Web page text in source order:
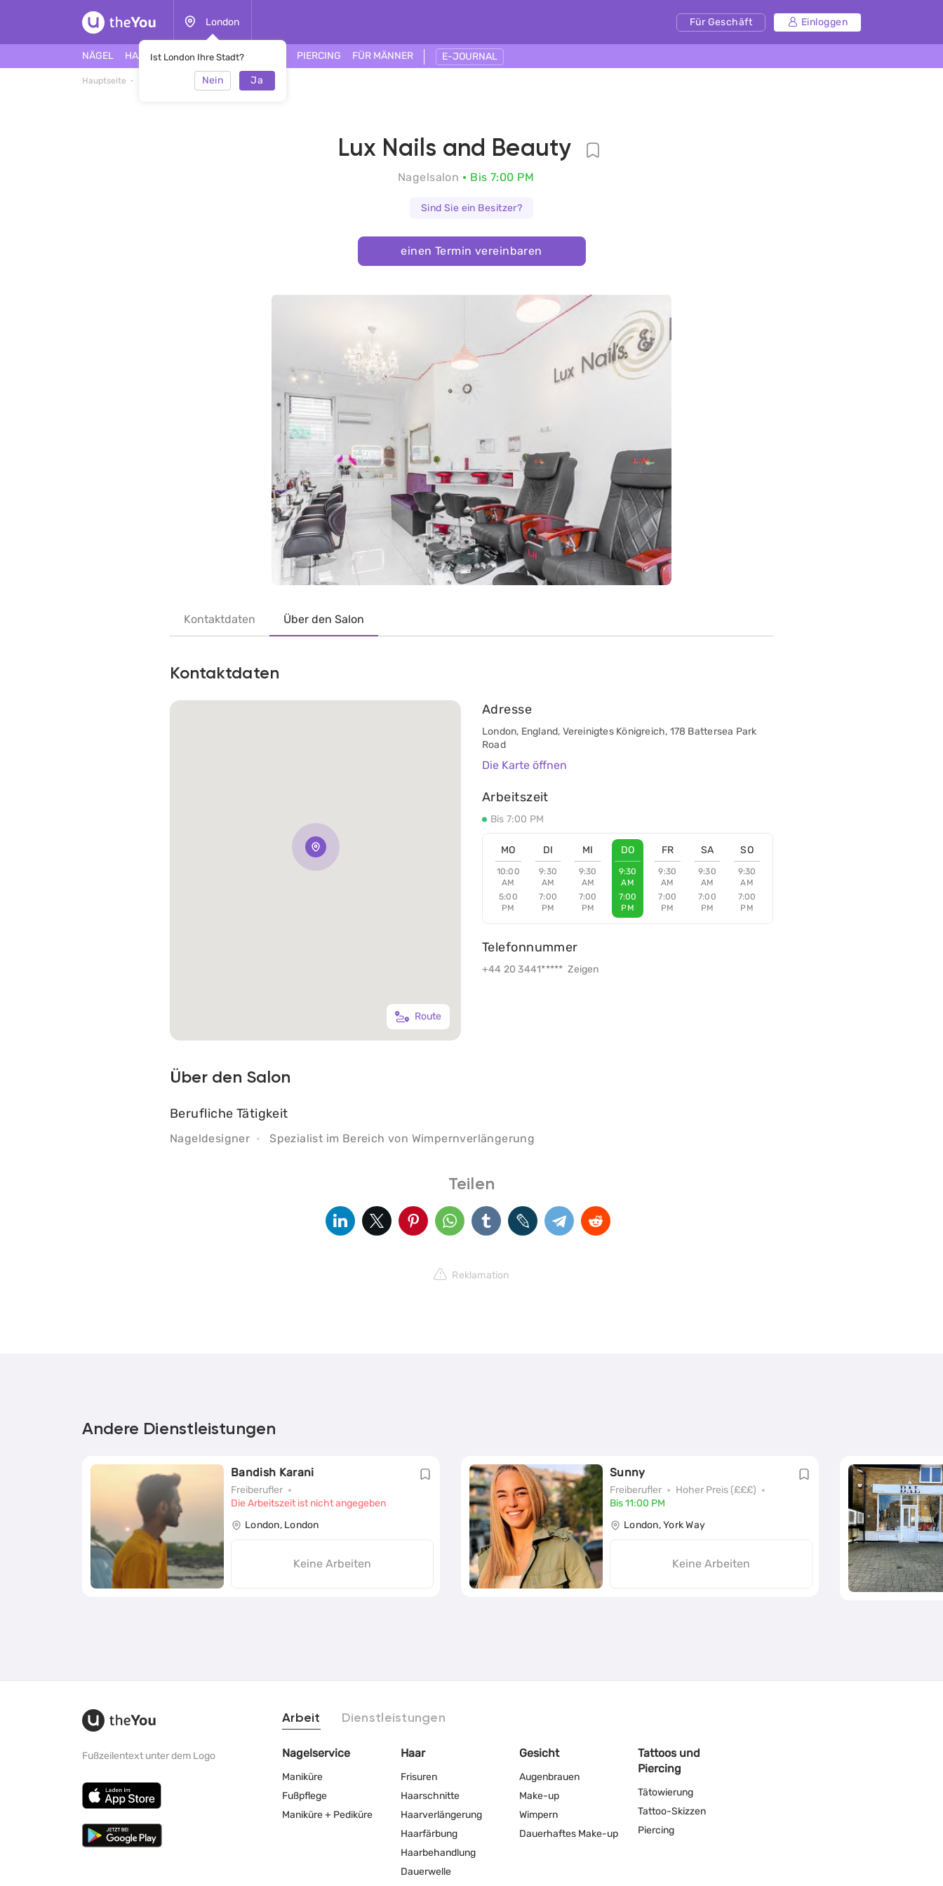
London
Ist London Ihre Stadt?
Nein Ja
Für Geschäft Einloggen
NÄGEL HAARE GESICHT TÄTOWIERUNG PIERCING FÜR MÄNNER E-JOURNAL
Hauptseite NagelsalonLux Nails and Beauty
Lux Nails and Beauty
Nagelsalon Bis 7:00 PM
Sind Sie ein Besitzer?
einen Termin vereinbaren
Kontaktdaten Über den Salon
Kontaktdaten
Route
Adresse
London, England, Vereinigtes Königreich, 178 Battersea Park
Road
Die Karte öffnen
Arbeitszeit
Bis 7:00 PM
MO
10:00
AM
5:00
PM
DI
9:30
AM
7:00
PM
MI
9:30
AM
7:00
PM
DO
9:30
AM
7:00
PM
FR
9:30
AM
7:00
PM
SA
9:30
AM
7:00
PM
SO
9:30
AM
7:00
PM
Telefonnummer
+44 20 3441***** Zeigen
Über den Salon
Berufliche Tätigkeit
Nageldesigner Spezialist im Bereich von Wimpernverlängerung
Teilen
Reklamation
Andere Dienstleistungen
Bandish Karani
Freiberufler
Die Arbeitszeit ist nicht angegeben
London, London
Keine Arbeiten
Sunny
Freiberufler
Hoher Preis (£££)
Bis 11:00 PM
London, York Way
Keine Arbeiten
Fußzeilentext unter dem Logo
Arbeit Dienstleistungen
Nagelservice
Maniküre
Fußpflege
Maniküre + Pediküre
Haar
Frisuren
Haarschnitte
Haarverlängerung
Haarfärbung
Haarbehandlung
Dauerwelle
Gesicht
Augenbrauen
Make-up
Wimpern
Dauerhaftes Make-up
Tattoos und
Piercing
Tätowierung
Tattoo-Skizzen
Piercing